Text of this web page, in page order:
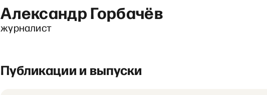
Александр Горбачёв
журналист
Публикации и выпуски